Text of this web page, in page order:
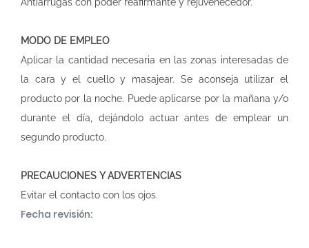
MODO DE EMPLEO
Aplicar la cantidad necesaria en las zonas interesadas de
la cara y el cuello y masajear. Se aconseja utilizar el
producto por la noche. Puede aplicarse por la mañana y/o
durante el día, dejándolo actuar antes de emplear un
segundo producto.
PRECAUCIONES Y ADVERTENCIAS
Evitar el contacto con los ojos.
Fecha revisión: